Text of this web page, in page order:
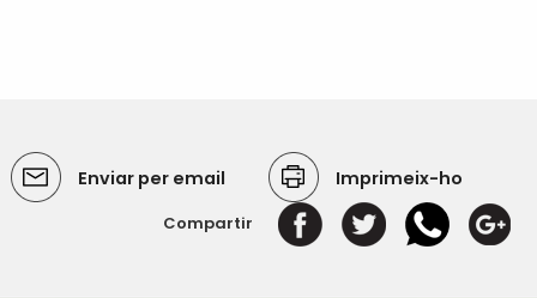
Enviar per email Imprimeix-ho
Compartir